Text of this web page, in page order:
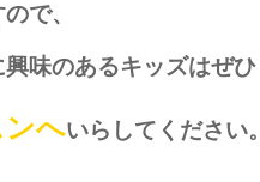
で、
味のあるキッズはぜひ
ンへいらしてください。